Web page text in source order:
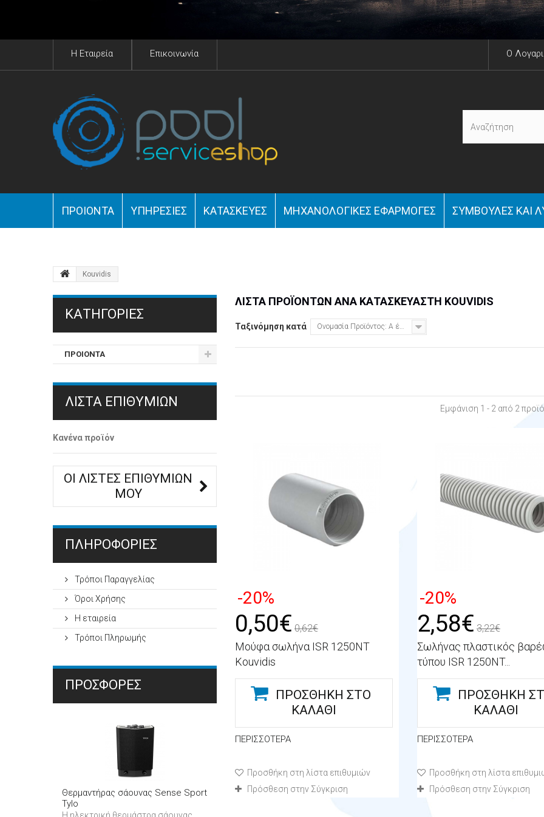
H Eταιρεία Επικοινωνία O
ΠΡΟΙΟΝΤΑ YΠΗΡΕΣΊΕΣ ΚΑΤΑΣΚΕΥΈΣ ΜΗΧΑΝΟΛΟΓΙΚΈΣ ΕΦΑΡΜΟΓΈΣ ΣΥΜΒΟΥΛΈΣ ΚΑΙ
Kouvidis
ΚΑΤΗΓΟΡΊΕΣ
ΠΡΟΙΟΝΤΑ
ΛΊΣΤΑ ΕΠΙΘΥΜΙΏΝ
Κανένα προϊόν
ΟΙ ΛΊΣΤΕΣ ΕΠΙΘΥΜΙΏΝ
ΜΟΥ
ΠΛΗΡΟΦΟΡΙΕΣ
Τρόποι Παραγγελίας
Όροι Χρήσης
Η εταιρεία
Τρόποι Πληρωμής
ΠΡΟΣΦΟΡΈΣ
Θερμαντήρας σάουνας Sense Sport
Tylo
Η ηλεκτρική θερμάστρα σάουνας
ΛΊΣΤΑ ΠΡΟΪΌΝΤΩΝ ΑΝΆ ΚΑΤΑΣΚΕΥΑΣΤΉ KOUVIDIS
Ταξινόμηση κατά
Εμφάνιση 1 - 2 από 2
-20%
0,50€ 0,62€
Μούφα σωλήνα ISR 1250NT
Kouvidis
ΠΡΟΣΘΉΚΗ ΣΤΟ
ΚΑΛΆΘΙ
ΠΕΡΙΣΣΌΤΕΡΑ
Προσθήκη στη λίστα επιθυμιών
Πρόσθεση στην Σύγκριση
-20%
2,58€ 3,22€
Σωλήνας πλαστικός
τύπου ISR 1250NT...
ΠΡΟΣΘΉΚΗ
ΚΑΛΆΘΙ
ΠΕΡΙΣΣΌΤΕΡΑ
Προσθήκη στη λίστα
Πρόσθεση στην Σύγκριση